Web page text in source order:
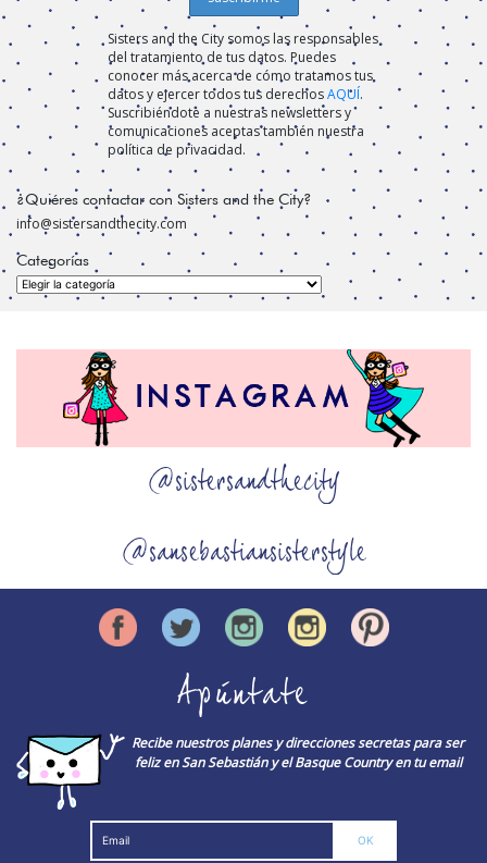
Sisters and the City somos las responsables
del tratamiento de tus datos. Puedes
conocer más acerca de cómo tratamos tus
datos y ejercer todos tus derechosAQUÍ.
Suscribiéndote a nuestras newsletters y
comunicaciones aceptas también nuestra
política de privacidad.
¿Quiéres contactar con Sisters and the City?
info@sistersandthecity.com
Categorías
Categorías
@sistersandthecity
@sansebastiansisterstyle
Apúntate
Recibe nuestros planes y direcciones secretas para ser
feliz en San Sebastián y el Basque Country en tu email